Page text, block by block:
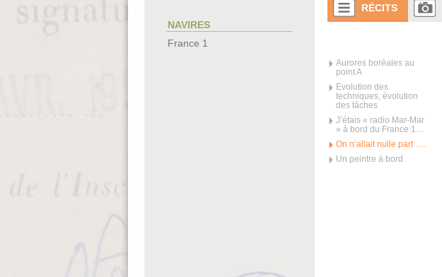
NAVIRES
France 1
RÉCITS
Aurores boréales au
point A
Evolution des
techniques, évolution
des tâches
J’étais « radio Mar-Mar
» à bord du France 1…
On n’allait nulle part ….
Un peintre à bord